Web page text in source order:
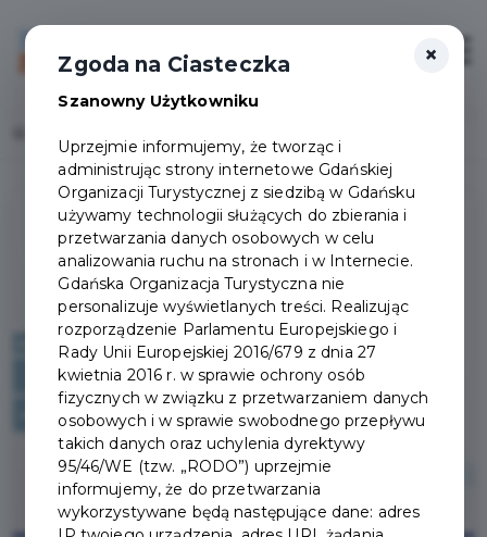
Login/Rejestracja ×
Zgoda na Ciasteczka
Szanowny Użytkowniku
Uprzejmie informujemy, że tworząc i
administrując strony internetowe Gdańskiej
Organizacji Turystycznej z siedzibą w Gdańsku
używamy technologii służących do zbierania i
przetwarzania danych osobowych w celu
analizowania ruchu na stronach i w Internecie.
Gdańska Organizacja Turystyczna nie
personalizuje wyświetlanych treści. Realizując
rozporządzenie Parlamentu Europejskiego i
Rady Unii Europejskiej 2016/679 z dnia 27
kwietnia 2016 r. w sprawie ochrony osób
fizycznych w związku z przetwarzaniem danych
osobowych i w sprawie swobodnego przepływu
takich danych oraz uchylenia dyrektywy
95/46/WE (tzw. „RODO”) uprzejmie
informujemy, że do przetwarzania
wykorzystywane będą następujące dane: adres